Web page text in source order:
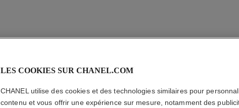
LES
MINE
LES COOKIES SUR CHANEL.COM
CHANEL utilise des cookies et des technologies similaires pour
contenu et vous offrir une expérience sur mesure, notamment des